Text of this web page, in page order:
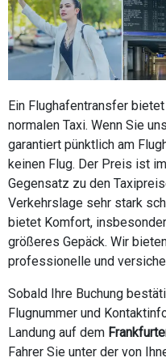
Ein Flughafentransfer
normalen Taxi. Wenn Sie
garantiert pünktlich am
keinen Flug. Der Preis ist
Gegensatz zu den
Verkehrslage sehr stark
bietet Komfort,
größeres Gepäck. Wir
professionelle und
Sobald Ihre Buchung
Flugnummer und
Landung auf dem
Fahrer Sie unter der von